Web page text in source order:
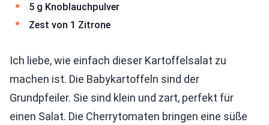
5 g Knoblauchpulver
Zest von 1 Zitrone
Ich liebe, wie einfach dieser Kartoffelsalat zu
machen ist. Die Babykartoffeln sind der
Grundpfeiler. Sie sind klein und zart, perfekt für
einen Salat. Die Cherrytomaten bringen eine süße